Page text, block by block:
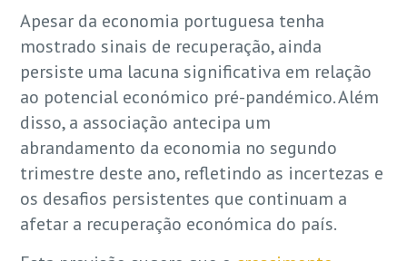
Apesar da economia portuguesa tenha
mostrado sinais de recuperação, ainda
persiste uma lacuna significativa em relação
ao potencial económico pré-pandémico. Além
disso, a associação antecipa um
abrandamento da economia no segundo
trimestre deste ano, refletindo as incertezas e
os desafios persistentes que continuam a
afetar a recuperação económica do país.